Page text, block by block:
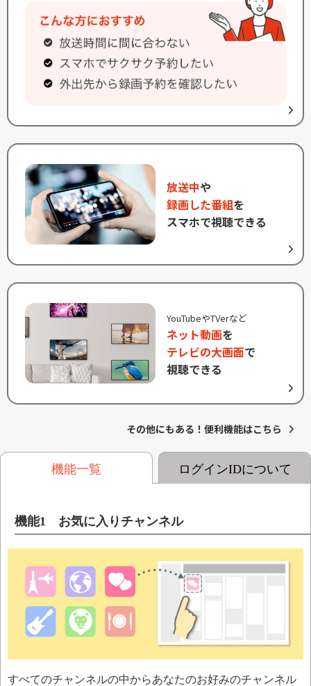
放送中や
録画した番組を
スマホで視聴できる
YouTubeやTVerなど
ネット動画を
テレビの大画面で
視聴できる
その他にもある！便利機能はこちら
機能一覧 ログインIDについて
機能1 お気に入りチャンネル
すべてのチャンネルの中からあなたのお好みのチャンネル